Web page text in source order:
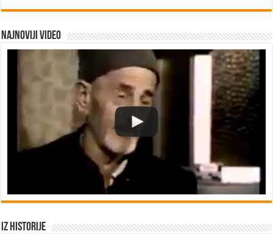
Najnoviji video
Iz historije